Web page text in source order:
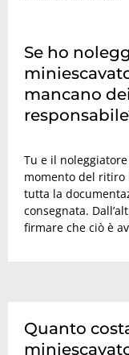
Se ho
mancano
Tu e il
momento del ritiro
tutta la
consegnata.
firmare che ciò è
Quanto